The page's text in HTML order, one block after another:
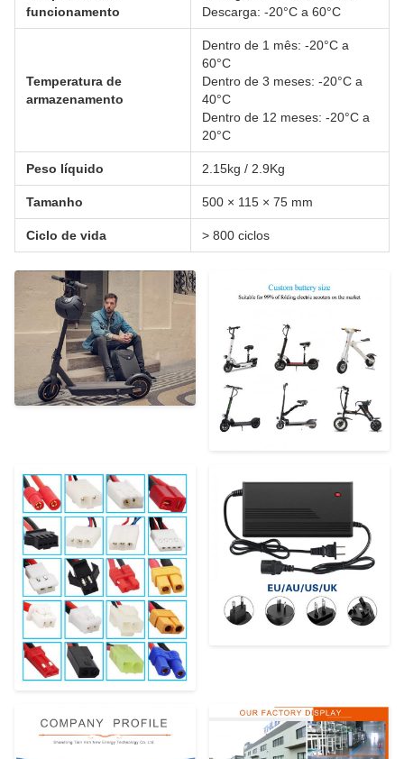
funcionamento
Descarga: -20°C a 60°C
Temperatura de
armazenamento
Dentro de 1 mês: -20°C a
60°C
Dentro de 3 meses: -20°C a
40°C
Dentro de 12 meses: -20°C a
20°C
Peso líquido 2.15kg / 2.9Kg
Tamanho 500 × 115 × 75 mm
Ciclo de vida > 800 ciclos